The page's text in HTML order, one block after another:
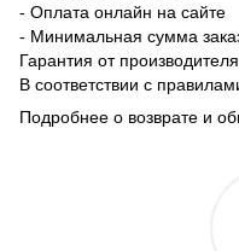
- Оплата онлайн на сайте
- Минимальная сумма
Гарантия от производителя.
В соответствии с
Подробнее о возврате и